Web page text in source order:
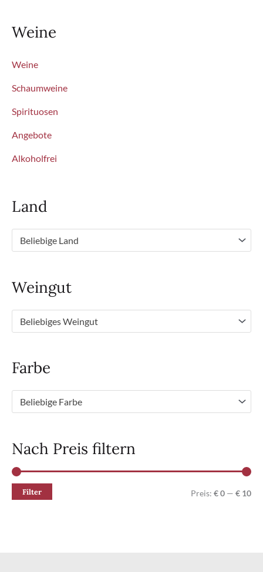
Weine
Weine
Schaumweine
Spirituosen
Angebote
Alkoholfrei
Land
Beliebige Land
Weingut
Beliebiges Weingut
Farbe
Beliebige Farbe
Nach Preis filtern
M
M
Filter Preis: € 0 — € 10